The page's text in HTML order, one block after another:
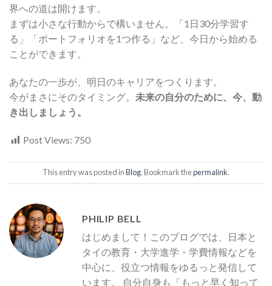
界への道は開けます。
まずは小さな行動からで構いません。「1日30分学習す
る」「ポートフォリオを1つ作る」など、今日から始める
ことができます。
あなたの一歩が、明日のキャリアをつくります。
今がまさにそのタイミング。 未来の自分のために、今、動
き出しましょう。
Post Views: 750
This entry was posted inBlog. Bookmark thepermalink.
PHILIP BELL
はじめまして！このブログでは、日本と
タイの教育・大学進学・学費情報などを
中心に、役立つ情報をゆるっと発信して
います。 自分自身も「もっと早く知って